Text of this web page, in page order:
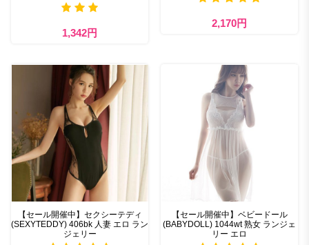
1,342円
2,170円
【セール開催中】セクシーテディ
(SEXYTEDDY) 406bk 人妻 エロ ラン
ジェリー
【セール開催中】ベビードール
(BABYDOLL) 1044wt 熟女 ランジェ
リー エロ